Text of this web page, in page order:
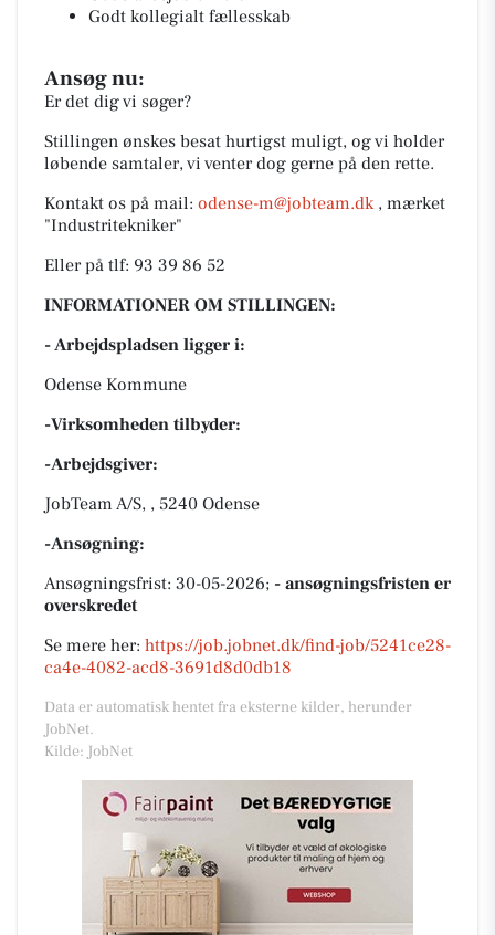
Godt kollegialt fællesskab
Ansøg nu:
Er det dig vi søger?
Stillingen ønskes besat hurtigst muligt, og vi holder
løbende samtaler, vi venter dog gerne på den rette.
Kontakt os på mail: odense-m@jobteam.dk, mærket
"Industritekniker"
Eller på tlf: 93 39 86 52
INFORMATIONER OM STILLINGEN:
- Arbejdspladsen ligger i:
Odense Kommune
-Virksomheden tilbyder:
-Arbejdsgiver:
JobTeam A/S, , 5240 Odense
-Ansøgning:
Ansøgningsfrist: 30-05-2026; - ansøgningsfristen er
overskredet
Se mere her: https://job.jobnet.dk/find-job/5241ce28-
ca4e-4082-acd8-3691d8d0db18
Data er automatisk hentet fra eksterne kilder, herunder
JobNet.
Kilde: JobNet